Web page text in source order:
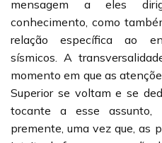
mensagem a eles
conhecimento, como
relação específica ao
sísmicos. A
momento em que as
Superior se voltam e se
tocante a esse assunto,
premente, uma vez que, as